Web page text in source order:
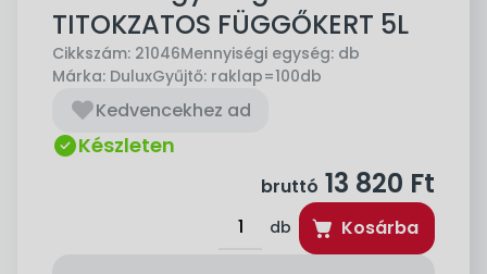
TITOKZATOS FÜGGŐKERT 5L
Cikkszám: 21046Mennyiségi egység: db
Márka: DuluxGyűjtő: raklap=100db
Kedvencekhez ad
Készleten
bruttó 13 820 Ft
db Kosárba